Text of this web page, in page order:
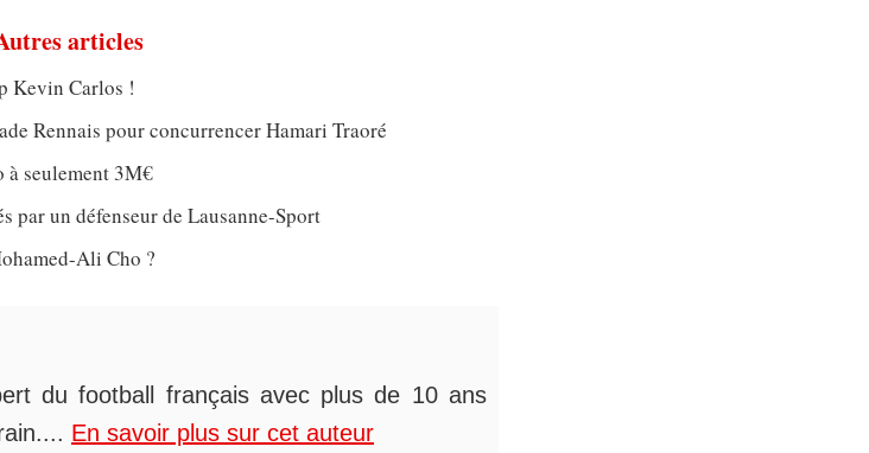
articles
Kevin Carlos !
Rennais pour concurrencer Hamari Traoré
à seulement 3M€
par un défenseur de Lausanne-Sport
Ali Cho ?
du football français avec plus de 10 ans
En savoir plus sur cet auteur